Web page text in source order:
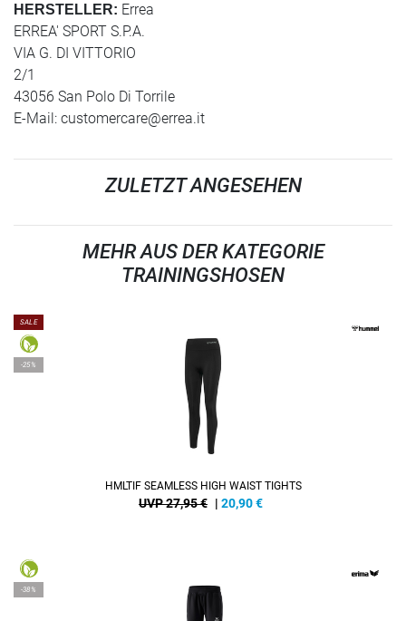
HERSTELLER: Errea
ERREA' SPORT S.P.A.
VIA G. DI VITTORIO
2/1
43056 San Polo Di Torrile
E-Mail: customercare@errea.it
ZULETZT ANGESEHEN
MEHR AUS DER KATEGORIE
TRAININGSHOSEN
SALE
-25%
HMLTIF SEAMLESS HIGH WAIST TIGHTS
UVP 27,95 € | 20,90€
-38%